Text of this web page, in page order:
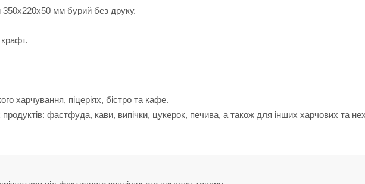
мм бурий без друку.
харчування, піцеріях, бістро та кафе.
фастфуда, кави, випічки, цукерок, печива, а також для інших харчових та